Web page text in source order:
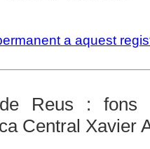
a aquest
Reus : fons
Central Xavier